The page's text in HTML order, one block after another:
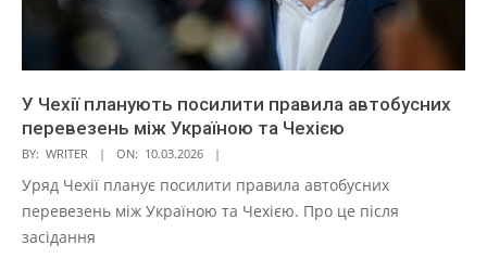
У Чехії планують посилити правила автобусних
перевезень між Україною та Чехією
BY: WRITER ON: 10.03.2026
Уряд Чехії планує посилити правила автобусних
перевезень між Україною та Чехією. Про це після
засідання